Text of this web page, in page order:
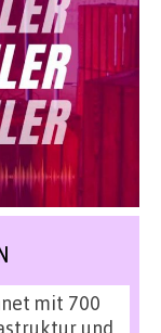
mit 700
und